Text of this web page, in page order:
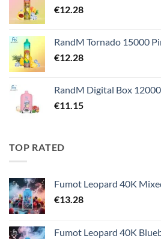
€12.28
RandM Tornado 15000
€12.28
RandM Digital Box
€11.15
TOP RATED
Fumot Leopard 40K
€13.28
Fumot Leopard 40K